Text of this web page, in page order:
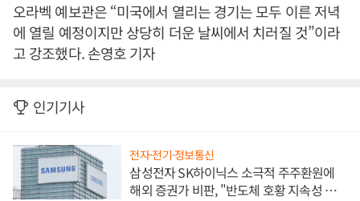
오라벡 예보관은 “미국에서 열리는 경기는 모두 이른 저녁
에 열릴 예정이지만 상당히 더운 날씨에서 치러질 것”이라
고 강조했다. 손영호 기자
인기기사
전자·전기·정보통신
삼성전자 SK하이닉스 소극적 주주환원에
해외 증권가 비판, "반도체 호황 지속성 의